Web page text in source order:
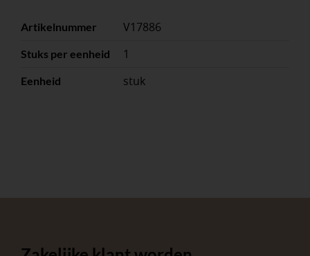
Artikelnummer V17886
Stuks per eenheid 1
Eenheid stuk